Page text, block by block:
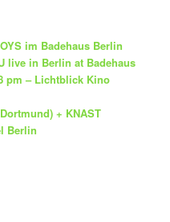
im Badehaus Berlin
live in Berlin at Badehaus
pm – Lichtblick Kino
+ KNAST
Berlin